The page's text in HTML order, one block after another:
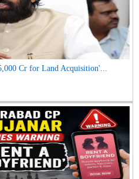
Cr for Land Acquisition'...